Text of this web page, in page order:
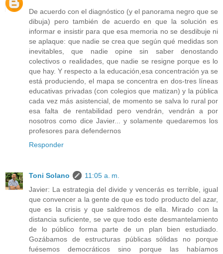
De acuerdo con el diagnóstico (y el panorama negro que se
dibuja) pero también de acuerdo en que la solución es
informar e insistir para que esa memoria no se desdibuje ni
se aplaque: que nadie se crea que según qué medidas son
inevitables, que nadie opine sin saber denostando
colectivos o realidades, que nadie se resigne porque es lo
que hay. Y respecto a la educación,esa concentración ya se
está produciendo, el mapa se concentra en dos-tres líneas
educativas privadas (con colegios que matizan) y la pública
cada vez más asistencial, de momento se salva lo rural por
esa falta de rentabilidad pero vendrán, vendrán a por
nosotros como dice Javier... y solamente quedaremos los
profesores para defendernos
Responder
Toni Solano
11:05 a. m.
Javier: La estrategia del divide y vencerás es terrible, igual
que convencer a la gente de que es todo producto del azar,
que es la crisis y que saldremos de ella. Mirado con la
distancia suficiente, se ve que todo este desmantelamiento
de lo público forma parte de un plan bien estudiado.
Gozábamos de estructuras públicas sólidas no porque
fuésemos democráticos sino porque las habíamos